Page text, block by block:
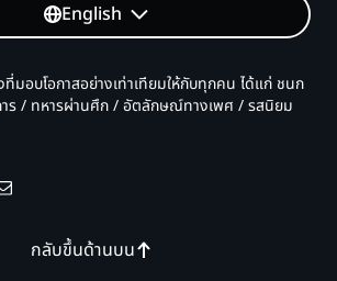
English
กลับขึ้นด้านบน
มอบโอกาสอย่างเท่าเทียมให้กับทุกคน ได้แก่ ชนก
ร / ทหารผ่านศึก / อัตลักษณ์ทางเพศ / รสนิยม